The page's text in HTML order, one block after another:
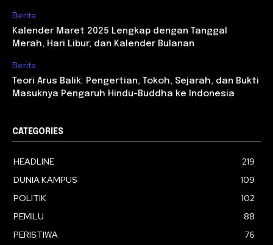
Berita
Kalender Maret 2025 Lengkap dengan Tanggal
Merah, Hari Libur, dan Kalender Bulanan
Berita
Teori Arus Balik: Pengertian, Tokoh, Sejarah, dan Bukti
Masuknya Pengaruh Hindu-Buddha ke Indonesia
CATEGORIES
HEADLINE
219
DUNIA KAMPUS
109
POLITIK
102
PEMILU
88
PERISTIWA
76